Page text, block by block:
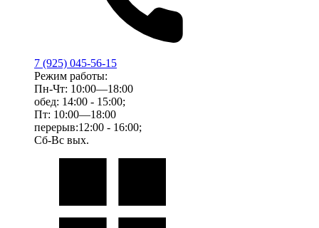
7 (925) 045-56-15
Режим работы:
Пн-Чт: 10:00—18:00
обед: 14:00 - 15:00;
Пт: 10:00—18:00
перерыв:12:00 - 16:00;
Сб-Вс вых.